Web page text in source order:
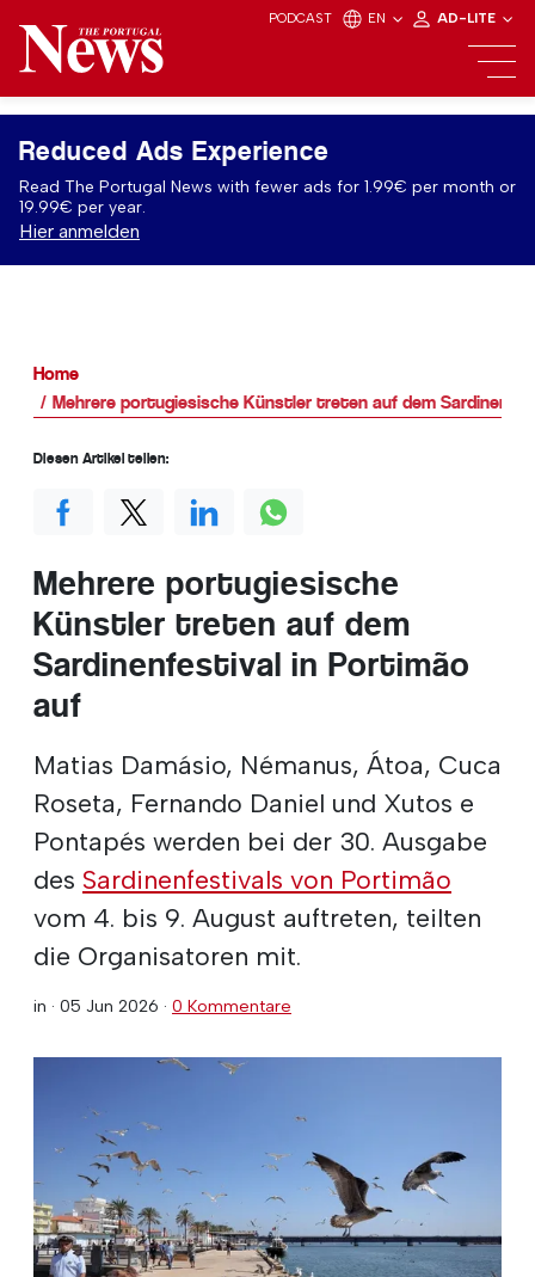
PODCAST EN AD-LITE
Reduced Ads Experience
Read The Portugal News with fewer ads for 1.99€ per month or
19.99€ per year.
Hier anmelden
Home
Mehrere portugiesische Künstler treten auf dem
Mehrere portugiesische
Künstler treten auf dem
Sardinenfestival in Portimão
auf
Matias Damásio, Némanus, Átoa, Cuca
Roseta, Fernando Daniel und Xutos e
Pontapés werden bei der 30. Ausgabe
des Sardinenfestivals von Portimão
vom 4. bis 9. August auftreten, teilten
die Organisatoren mit.
in · 05 Jun 2026 · 0 Kommentare
Diesen Artikel teilen: